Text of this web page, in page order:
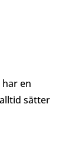
en
sätter